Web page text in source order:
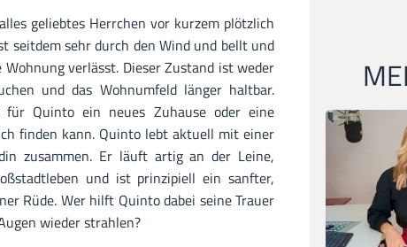
geliebtes Herrchen vor kurzem plötzlich
seitdem sehr durch den Wind und bellt und
verlässt. Dieser Zustand ist weder
und das Wohnumfeld länger haltbar.
für Quinto ein neues Zuhause oder eine
finden kann. Quinto lebt aktuell mit einer
zusammen. Er läuft artig an der Leine,
und ist prinzipiell ein sanfter,
Rüde. Wer hilft Quinto dabei seine Trauer
wieder strahlen?